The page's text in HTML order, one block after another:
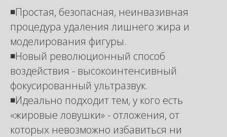
◾️Простая, безопасная, неинвазивная
процедура удаления лишнего жира и
моделирования фигуры.
◾️Новый революционный способ
воздействия - высокоинтенсивный
фокусированный ультразвук.
◾️Идеально подходит тем, у кого есть
«жировые ловушки» - отложения, от
которых невозможно избавиться ни